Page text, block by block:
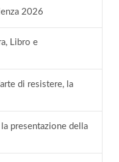
2026
Libro e
di resistere, la
presentazione della